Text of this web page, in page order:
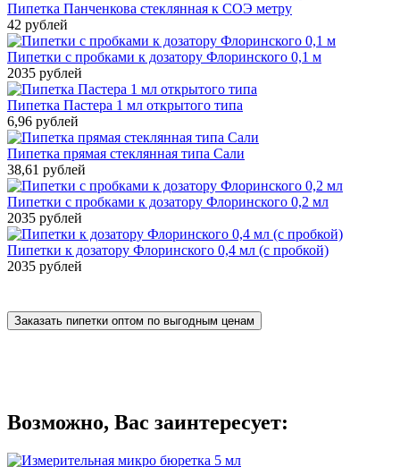
Пипетка Панченкова стеклянная к СОЭ метру
42 рублей
Пипетки с пробками к дозатору Флоринского 0,1 м
2035 рублей
Пипетка Пастера 1 мл открытого типа
6,96 рублей
Пипетка прямая стеклянная типа Сали
38,61 рублей
Пипетки с пробками к дозатору Флоринского 0,2 мл
2035 рублей
Пипетки к дозатору Флоринского 0,4 мл (с пробкой)
2035 рублей
Заказать пипетки оптом по выгодным ценам
Возможно, Вас заинтересует: